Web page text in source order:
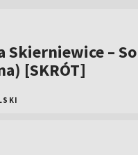
Skierniewice –
[SKRÓT]